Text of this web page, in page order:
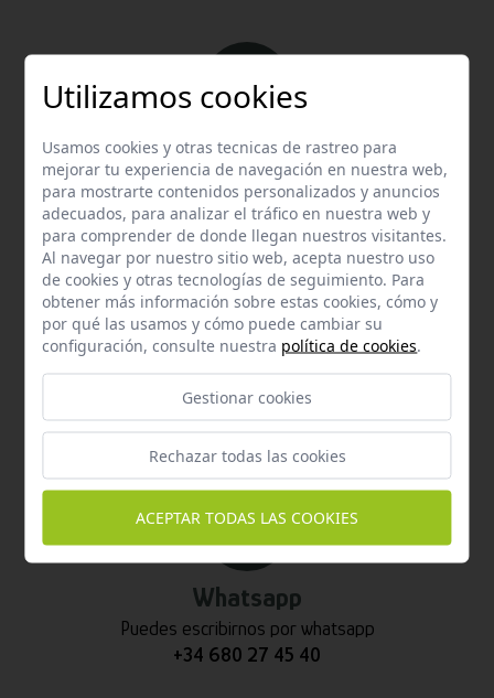
Email
Contacta con nosotros vía email
hola@welovemascotas.com
Contacta con nosotros a través del teléfono
Whatsapp
Puedes escribirnos por whatsapp
+34 680 27 45 40
Utilizamos cookies
Usamos cookies y otras tecnicas de rastreo para
mejorar tu experiencia de navegación en nuestra web,
para mostrarte contenidos personalizados y anuncios
adecuados, para analizar el tráfico en nuestra web y
para comprender de donde llegan nuestros visitantes.
Al navegar por nuestro sitio web, acepta nuestro uso
de cookies y otras tecnologías de seguimiento. Para
obtener más información sobre estas cookies, cómo y
por qué las usamos y cómo puede cambiar su
configuración, consulte nuestra política de cookies.
Gestionar cookies
Rechazar todas las cookies
ACEPTAR TODAS LAS COOKIES